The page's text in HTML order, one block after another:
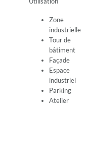
Zone
industrielle
Tour de
bâtiment
Façade
Espace
industriel
Parking
Atelier